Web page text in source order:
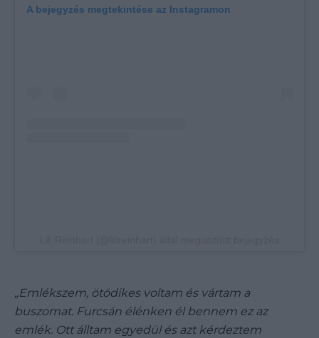
A bejegyzés megtekintése az Instagramon
„Emlékszem, ötödikes voltam és vártam a
buszomat. Furcsán élénken él bennem ez az
emlék. Ott álltam egyedül és azt kérdeztem